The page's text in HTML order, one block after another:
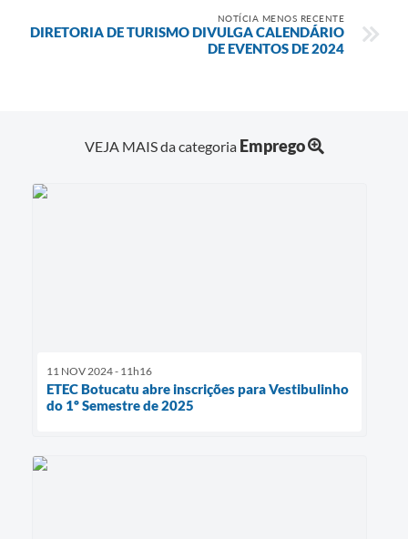
NOTÍCIA MENOS RECENTE
DIRETORIA DE TURISMO DIVULGA CALENDÁRIO
DE EVENTOS DE 2024
VEJA MAIS da categoria Emprego
11 NOV 2024 - 11h16
ETEC Botucatu abre inscrições para Vestibulinho
do 1º Semestre de 2025